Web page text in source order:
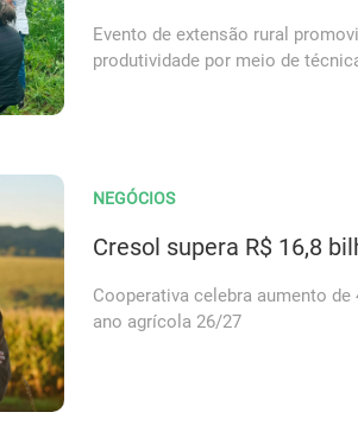
Evento de extensão rural
produtividade por meio de
NEGÓCIOS
Cresol supera R$ 16,8
Cooperativa celebra aumento
ano agrícola 26/27